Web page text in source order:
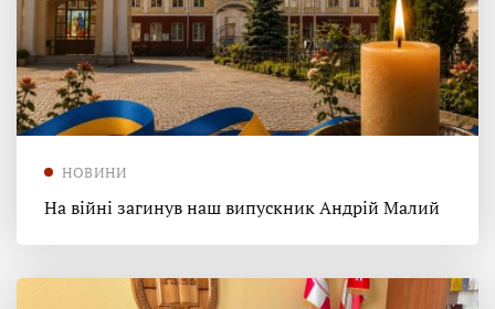
НОВИНИ
На війні загинув наш випускник Андрій Малий